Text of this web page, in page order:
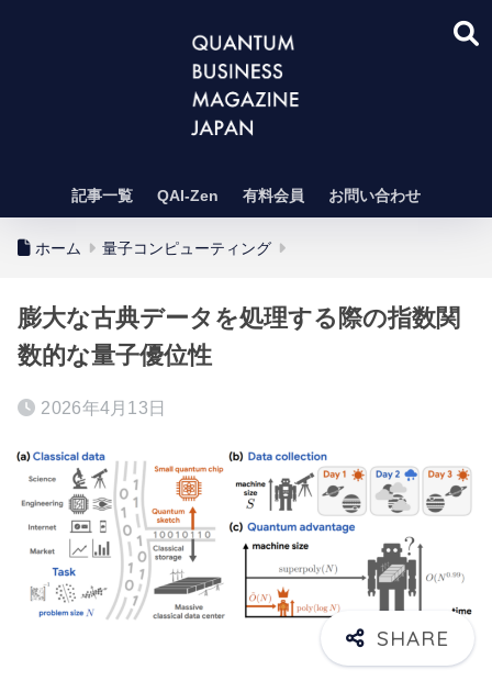
記事一覧 QAI-Zen 有料会員 お問い合わせ
ホーム 量子コンピューティング
膨大な古典データを処理する際の指数関
数的な量子優位性
2026年4月13日